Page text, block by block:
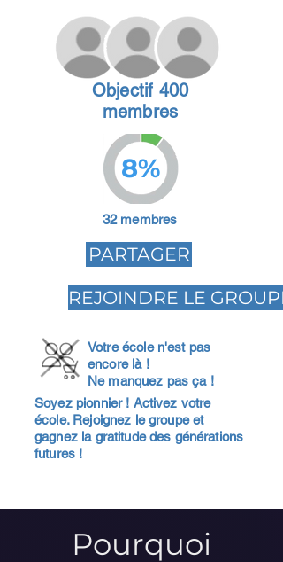
Objectif 400
membres
8%
32 membres
PARTAGER
REJOINDRE LE GROUPE
Votre école n'est pas
encore là !
Ne manquez pas ça !
Soyez pionnier ! Activez votre
école. Rejoignez le groupe et
gagnez la gratitude des générations
futures !
Pourquoi